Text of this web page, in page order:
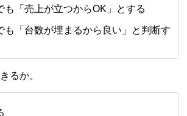
も「売上が立つからOK」とする
も「台数が埋まるから良い」と判断す
るか。